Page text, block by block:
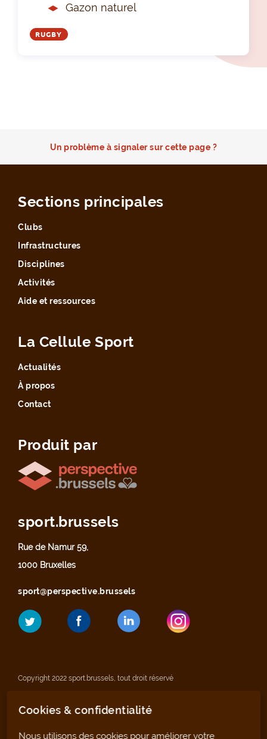
Gazon naturel
RUGBY
Un problème à signaler sur cette page ?
Sections principales
Clubs
Infrastructures
Disciplines
Activités
Aide et ressources
La Cellule Sport
Actualités
À propos
Contact
Produit par
sport.brussels
Rue de Namur 59,
1000 Bruxelles
sport@perspective.brussels
Copyright 2022 sport.brussels, tout droit réservé
Mentions légales
Cookies & confidentialité
Nous utilisons des cookies pour améliorer votre